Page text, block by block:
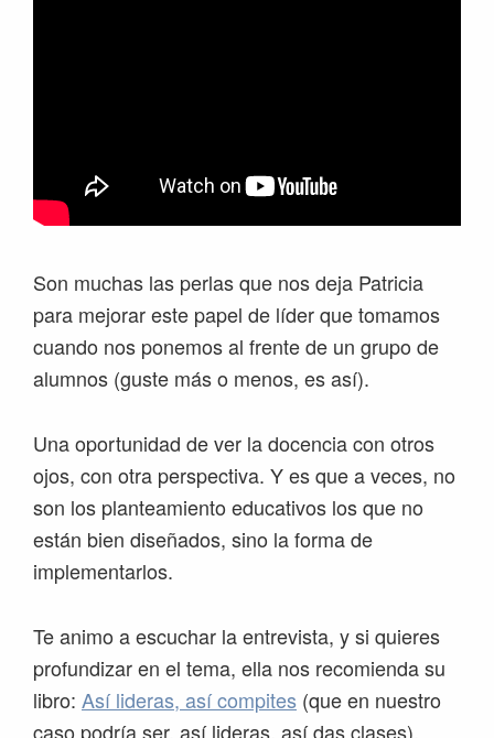
Son muchas las perlas que nos deja Patricia
para mejorar este papel de líder que tomamos
cuando nos ponemos al frente de un grupo de
alumnos (guste más o menos, es así).
Una oportunidad de ver la docencia con otros
ojos, con otra perspectiva. Y es que a veces, no
son los planteamiento educativos los que no
están bien diseñados, sino la forma de
implementarlos.
Te animo a escuchar la entrevista, y si quieres
profundizar en el tema, ella nos recomienda su
libro: Así lideras, así compites (que en nuestro
caso podría ser, así lideras, así das clases).